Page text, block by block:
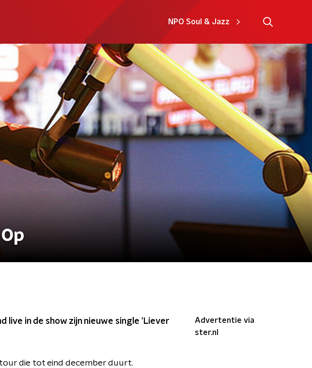
NPO Soul & Jazz
live in de show zijn nieuwe single 'Liever
die tot eind december duurt.
Advertentie via
ster.nl